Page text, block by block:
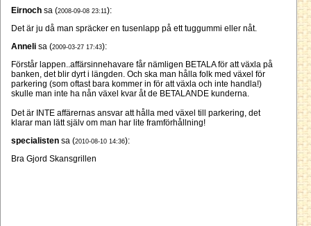
Eirnoch sa (2008-09-08 23:11):
Det är ju då man spräcker en tusenlapp på ett tuggummi eller nåt.
Anneli sa (2009-03-27 17:43):
Förstår lappen..affärsinnehavare får nämligen BETALA för att växla på
banken, det blir dyrt i längden. Och ska man hålla folk med växel för
parkering (som oftast bara kommer in för att växla och inte handla!)
skulle man inte ha nån växel kvar åt de BETALANDE kunderna.
Det är INTE affärernas ansvar att hålla med växel till parkering, det
klarar man lätt själv om man har lite framförhållning!
specialisten sa (2010-08-10 14:36):
Bra Gjord Skansgrillen